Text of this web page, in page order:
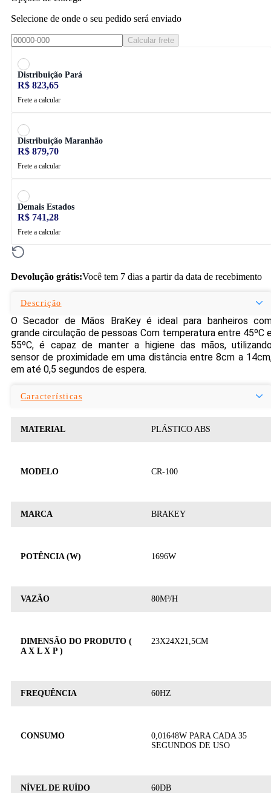
Selecione de onde o seu pedido será enviado
Calcular frete
Distribuição Pará
R$ 823,65
Frete a calcular
Distribuição Maranhão
R$ 879,70
Frete a calcular
Demais Estados
R$ 741,28
Frete a calcular
Devolução grátis:Você tem 7 dias a partir da data de recebimento
Descrição
O Secador de Mãos BraKey é ideal para banheiros
grande circulação de pessoas Com temperatura entre 45ºC
55ºC, é capaz de manter a higiene das mãos,
sensor de proximidade em uma distância entre 8cm a
em até 0,5 segundos de espera.
Características
MATERIAL PLÁSTICO ABS
MODELO CR-100
MARCA BRAKEY
POTÊNCIA (W) 1696W
VAZÃO 80M³/H
DIMENSÃO DO PRODUTO (
A X L X P )
23X24X21,5CM
FREQUÊNCIA 60HZ
CONSUMO
0,01648W PARA CADA 35
SEGUNDOS DE USO
NÍVEL DE RUÍDO 60DB